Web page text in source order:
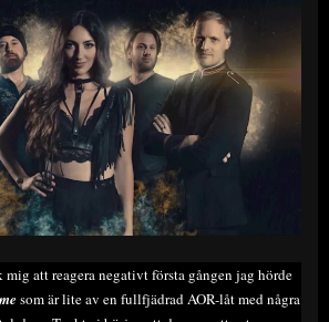
mig att reagera negativt första gången jag hörde
som är lite av en fullfjädrad AOR-låt med några